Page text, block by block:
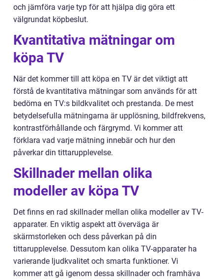
och jämföra varje typ för att hjälpa dig göra ett
välgrundat köpbeslut.
Kvantitativa mätningar om
köpa TV
När det kommer till att köpa en TV är det viktigt att
förstå de kvantitativa mätningar som används för att
bedöma en TV:s bildkvalitet och prestanda. De mest
betydelsefulla mätningarna är upplösning, bildfrekvens,
kontrastförhållande och färgrymd. Vi kommer att
förklara vad varje mätning innebär och hur den
påverkar din tittarupplevelse.
Skillnader mellan olika
modeller av köpa TV
Det finns en rad skillnader mellan olika modeller av TV-
apparater. En viktig aspekt att överväga är
skärmstorleken och dess påverkan på din
tittarupplevelse. Dessutom kan olika TV-apparater ha
varierande ljudkvalitet och smarta funktioner. Vi
kommer att gå igenom dessa skillnader och framhäva